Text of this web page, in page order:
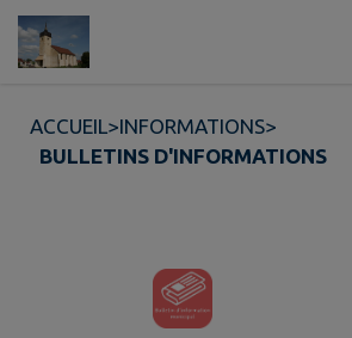
Contenu
ACCUEIL>INFORMATIONS>
BULLETINS D'INFORMATIONS